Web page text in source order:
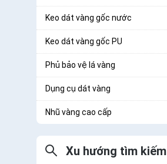
Keo dát vàng gốc nước
Keo dát vàng gốc PU
Phủ bảo vệ lá vàng
Dụng cụ dát vàng
Nhũ vàng cao cấp
Xu hướng tìm kiếm